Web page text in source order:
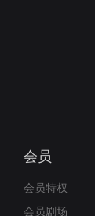
会员
会员特权
会员剧场